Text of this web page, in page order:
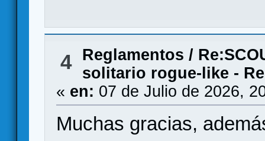
4 Reglamentos /
solitario rogue-like -
« en: 07 de Julio de 2026,
Muchas gracias,